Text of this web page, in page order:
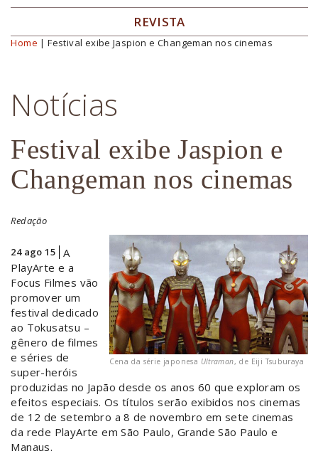
REVISTA
Você está aqui
Home | Festival exibe Jaspion e Changeman nos cinemas
Notícias
Festival exibe Jaspion e
Changeman nos cinemas
Redação
24 ago 15
Cena da série japonesa Ultraman, de Eiji Tsuburaya
A
PlayArte e a
Focus Filmes vão
promover um
festival dedicado
ao Tokusatsu –
gênero de filmes
e séries de
super-heróis
produzidas no Japão desde os anos 60 que exploram os
efeitos especiais. Os títulos serão exibidos nos cinemas
de 12 de setembro a 8 de novembro em sete cinemas
da rede PlayArte em São Paulo, Grande São Paulo e
Manaus.